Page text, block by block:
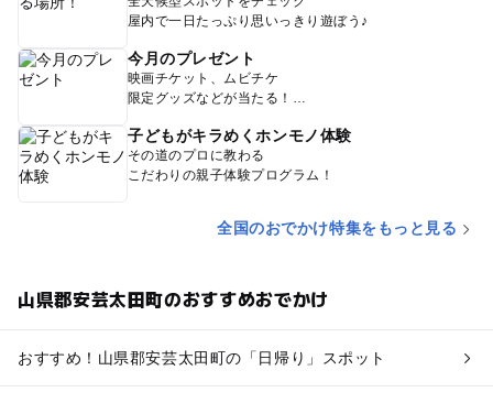
屋内で一日たっぷり思いっきり遊ぼう♪
今月のプレゼント
映画チケット、ムビチケ
限定グッズなどが当たる！
子どもがキラめくホンモノ体験
その道のプロに教わる
こだわりの親子体験プログラム！
全国のおでかけ特集をもっと見る
山県郡安芸太田町のおすすめおでかけ
おすすめ！山県郡安芸太田町の「日帰り」スポット